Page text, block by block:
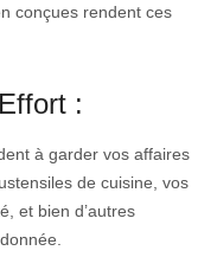
conçues rendent ces
:
à garder vos affaires
de cuisine, vos
et bien d’autres